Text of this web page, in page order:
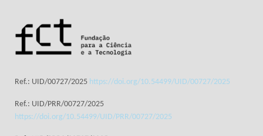
Ref.: UID/00727/2025 https://doi.org/10.54499/UID/00727/2025
Ref.: UID/PRR/00727/2025
https://doi.org/10.54499/UID/PRR/00727/2025